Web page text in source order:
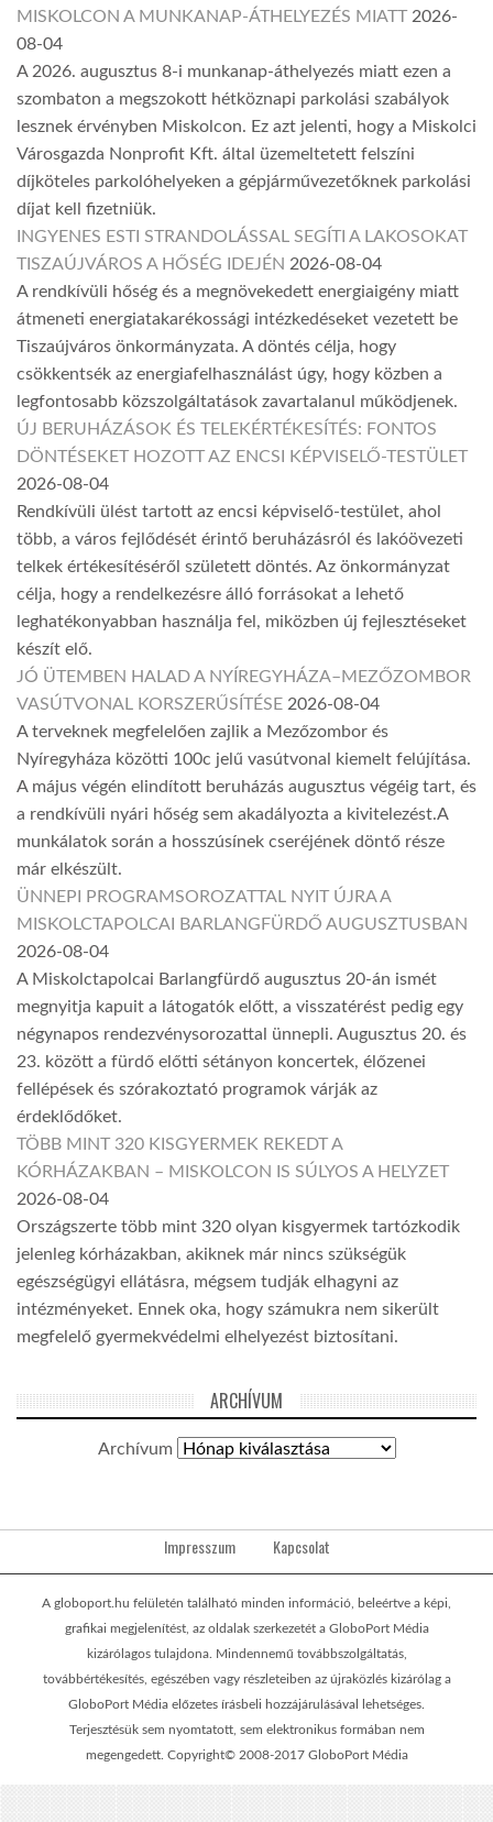
MISKOLCON A MUNKANAP-ÁTHELYEZÉS MIATT 2026-
08-04
A 2026. augusztus 8-i munkanap-áthelyezés miatt ezen a
szombaton a megszokott hétköznapi parkolási szabályok
lesznek érvényben Miskolcon. Ez azt jelenti, hogy a Miskolci
Városgazda Nonprofit Kft. által üzemeltetett felszíni
díjköteles parkolóhelyeken a gépjárművezetőknek parkolási
díjat kell fizetniük.
INGYENES ESTI STRANDOLÁSSAL SEGÍTI A LAKOSOKAT
TISZAÚJVÁROS A HŐSÉG IDEJÉN 2026-08-04
A rendkívüli hőség és a megnövekedett energiaigény miatt
átmeneti energiatakarékossági intézkedéseket vezetett be
Tiszaújváros önkormányzata. A döntés célja, hogy
csökkentsék az energiafelhasználást úgy, hogy közben a
legfontosabb közszolgáltatások zavartalanul működjenek.
ÚJ BERUHÁZÁSOK ÉS TELEKÉRTÉKESÍTÉS: FONTOS
DÖNTÉSEKET HOZOTT AZ ENCSI KÉPVISELŐ-TESTÜLET
2026-08-04
Rendkívüli ülést tartott az encsi képviselő-testület, ahol
több, a város fejlődését érintő beruházásról és lakóövezeti
telkek értékesítéséről született döntés. Az önkormányzat
célja, hogy a rendelkezésre álló forrásokat a lehető
leghatékonyabban használja fel, miközben új fejlesztéseket
készít elő.
JÓ ÜTEMBEN HALAD A NYÍREGYHÁZA–MEZŐZOMBOR
VASÚTVONAL KORSZERŰSÍTÉSE 2026-08-04
A terveknek megfelelően zajlik a Mezőzombor és
Nyíregyháza közötti 100c jelű vasútvonal kiemelt felújítása.
A május végén elindított beruházás augusztus végéig tart, és
a rendkívüli nyári hőség sem akadályozta a kivitelezést.A
munkálatok során a hosszúsínek cseréjének döntő része
már elkészült.
ÜNNEPI PROGRAMSOROZATTAL NYIT ÚJRA A
MISKOLCTAPOLCAI BARLANGFÜRDŐ AUGUSZTUSBAN
2026-08-04
A Miskolctapolcai Barlangfürdő augusztus 20-án ismét
megnyitja kapuit a látogatók előtt, a visszatérést pedig egy
négynapos rendezvénysorozattal ünnepli. Augusztus 20. és
23. között a fürdő előtti sétányon koncertek, élőzenei
fellépések és szórakoztató programok várják az
érdeklődőket.
TÖBB MINT 320 KISGYERMEK REKEDT A
KÓRHÁZAKBAN – MISKOLCON IS SÚLYOS A HELYZET
2026-08-04
Országszerte több mint 320 olyan kisgyermek tartózkodik
jelenleg kórházakban, akiknek már nincs szükségük
egészségügyi ellátásra, mégsem tudják elhagyni az
intézményeket. Ennek oka, hogy számukra nem sikerült
megfelelő gyermekvédelmi elhelyezést biztosítani.
ARCHÍVUM
Archívum
Impresszum Kapcsolat
A globoport.hu felületén található minden információ, beleértve a képi,
grafikai megjelenítést, az oldalak szerkezetét a GloboPort Média
kizárólagos tulajdona. Mindennemű továbbszolgáltatás,
továbbértékesítés, egészében vagy részleteiben az újraközlés kizárólag a
GloboPort Média előzetes írásbeli hozzájárulásával lehetséges.
Terjesztésük sem nyomtatott, sem elektronikus formában nem
megengedett. Copyright© 2008-2017 GloboPort Média